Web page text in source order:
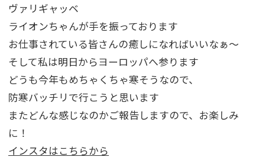
ヴァリギャッベ
ライオンちゃんが手を振っております
お仕事されている皆さんの癒しになればいいなぁ～
そして私は明日からヨーロッパへ参ります
どうも今年もめちゃくちゃ寒そうなので、
防寒バッチリで行こうと思います
またどんな感じなのかご報告しますので、お楽しみ
に！
インスタはこちらから